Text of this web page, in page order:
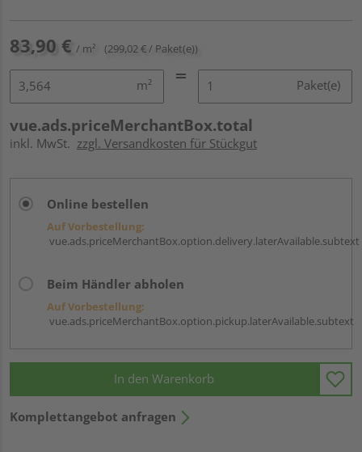
83,90 € / m² (299,02 € / Paket(e))
m² Paket(e)
vue.ads.priceMerchantBox.total
inkl. MwSt. zzgl. Versandkosten für Stückgut
Online bestellen
Auf Vorbestellung:
vue.ads.priceMerchantBox.option.delivery.laterAvailable.subtext
Beim Händler abholen
Auf Vorbestellung:
vue.ads.priceMerchantBox.option.pickup.laterAvailable.subtext
In den Warenkorb
Komplettangebot anfragen